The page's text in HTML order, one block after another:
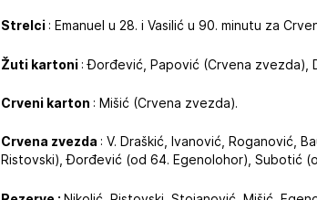
Strelci : Emanuel u 28. i Vasilić u 90. minutu za
Žuti kartoni : Đorđević, Papović (Crvena zvezda),
Crveni karton : Mišić (Crvena zvezda).
Crvena zvezda : V. Draškić, Ivanović, Roganović,
Ristovski), Đorđević (od 64. Egenolohor), Subotić